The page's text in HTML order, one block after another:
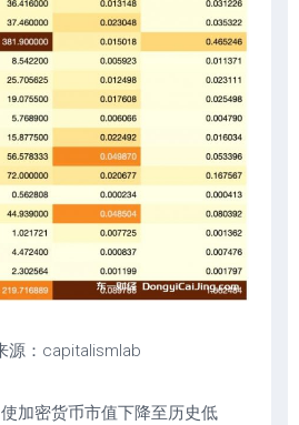
源：capitalismlab
加密货币市值下降至历史低